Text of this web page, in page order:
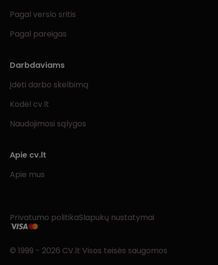
Pagal verslo sritis
Pagal pareigas
Darbdaviams
Įdėti darbo skelbimą
Kodėl cv.lt
Naudojimosi sąlygos
Apie cv.lt
Apie mus
Privatumo politikaSlapukų nustatymai
© 1999 - 2026 CV.lt Visos teisės saugomos